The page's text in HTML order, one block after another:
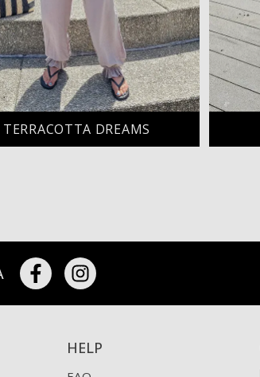
TERRACOTTA DREAMS
HELP